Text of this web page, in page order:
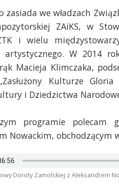
zasiada we władzach
ZAiKS, w
i wielu
artystycznego. W 2014
Macieja Klimczaka,
Kulturze
i Dziedzictwa
programie polecam
Nowackim, obchodzącym
Doroty Zamolskiej z Aleksandrem